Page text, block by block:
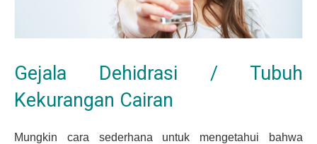
Gejala Dehidrasi / Tubuh
Kekurangan Cairan
Mungkin cara sederhana untuk mengetahui bahwa